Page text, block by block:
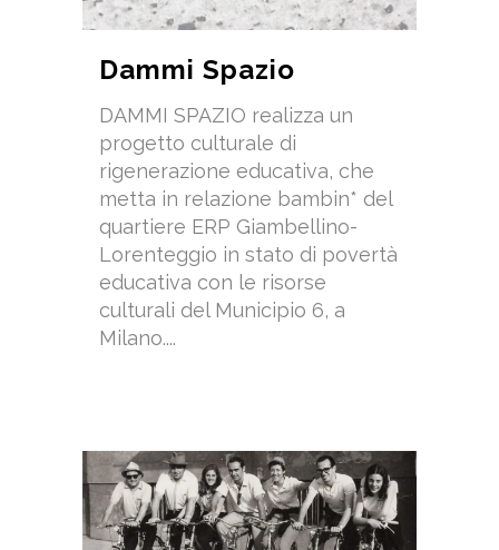
Dammi Spazio
DAMMI SPAZIO realizza un
progetto culturale di
rigenerazione educativa, che
metta in relazione bambin* del
quartiere ERP Giambellino-
Lorenteggio in stato di povertà
educativa con le risorse
culturali del Municipio 6, a
Milano....